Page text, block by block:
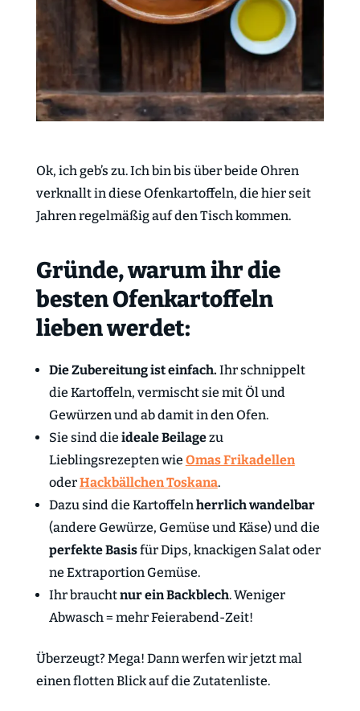
Ok, ich geb’s zu. Ich bin bis über beide Ohren
verknallt in diese Ofenkartoffeln, die hier seit
Jahren regelmäßig auf den Tisch kommen.
Gründe, warum ihr die
besten Ofenkartoffeln
lieben werdet:
Die Zubereitung ist einfach. Ihr schnippelt
die Kartoffeln, vermischt sie mit Öl und
Gewürzen und ab damit in den Ofen.
Sie sind die ideale Beilagezu
Lieblingsrezepten wie Omas Frikadellen
oderHackbällchen Toskana.
Dazu sind die Kartoffelnherrlich wandelbar
(andere Gewürze, Gemüse und Käse) und die
perfekte Basisfür Dips, knackigen Salat oder
ne Extraportion Gemüse.
Ihr brauchtnur ein Backblech. Weniger
Abwasch = mehr Feierabend-Zeit!
Überzeugt? Mega! Dann werfen wir jetzt mal
einen flotten Blick auf die Zutatenliste.